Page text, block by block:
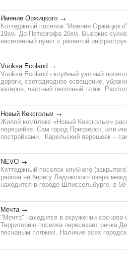
Имение Оржицкого
Коттеджный поселок "Имение
19км. До Петергофа 20км. Высокие
населенный пункт с развитой
Vuoksa Ecoland
Vuoksa Ecoland - клубный уютный
дороги, светодиодное освещение,
катеров, частный песочный пляж.
Новый Кексгольм
Жилой комплекс «Новый Кексгольм»
перешейке. Сам город Приозерск, или
постройками. Карельский перешеек –
NEVO
Коттеджный поселок клубного
района на берегу Ладожского озера
находится в городе Шлиссельбурге, в
Мечта
"Мечта" находится в окружении сосново-
Территорию поселка пересекает речка
песчаным пляжем. Наличие всех